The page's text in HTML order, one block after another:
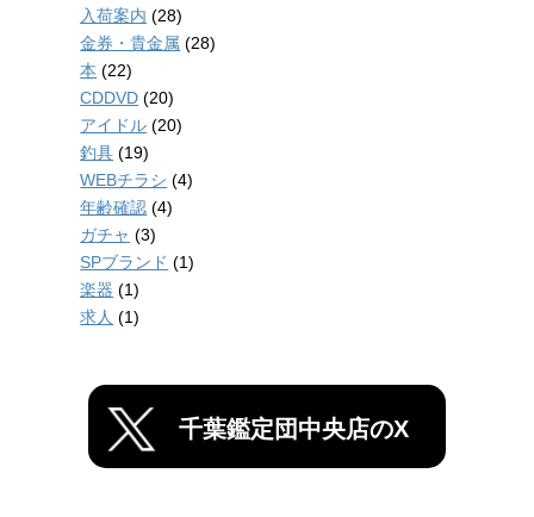
入荷案内 (28)
金券・貴金属 (28)
本 (22)
CDDVD (20)
アイドル (20)
釣具 (19)
WEBチラシ (4)
年齢確認 (4)
ガチャ (3)
SPブランド (1)
楽器 (1)
求人 (1)
千葉鑑定団中央店のX